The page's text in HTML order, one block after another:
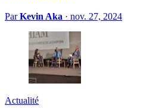
ParKevin Aka · nov. 27, 2024
Actualité